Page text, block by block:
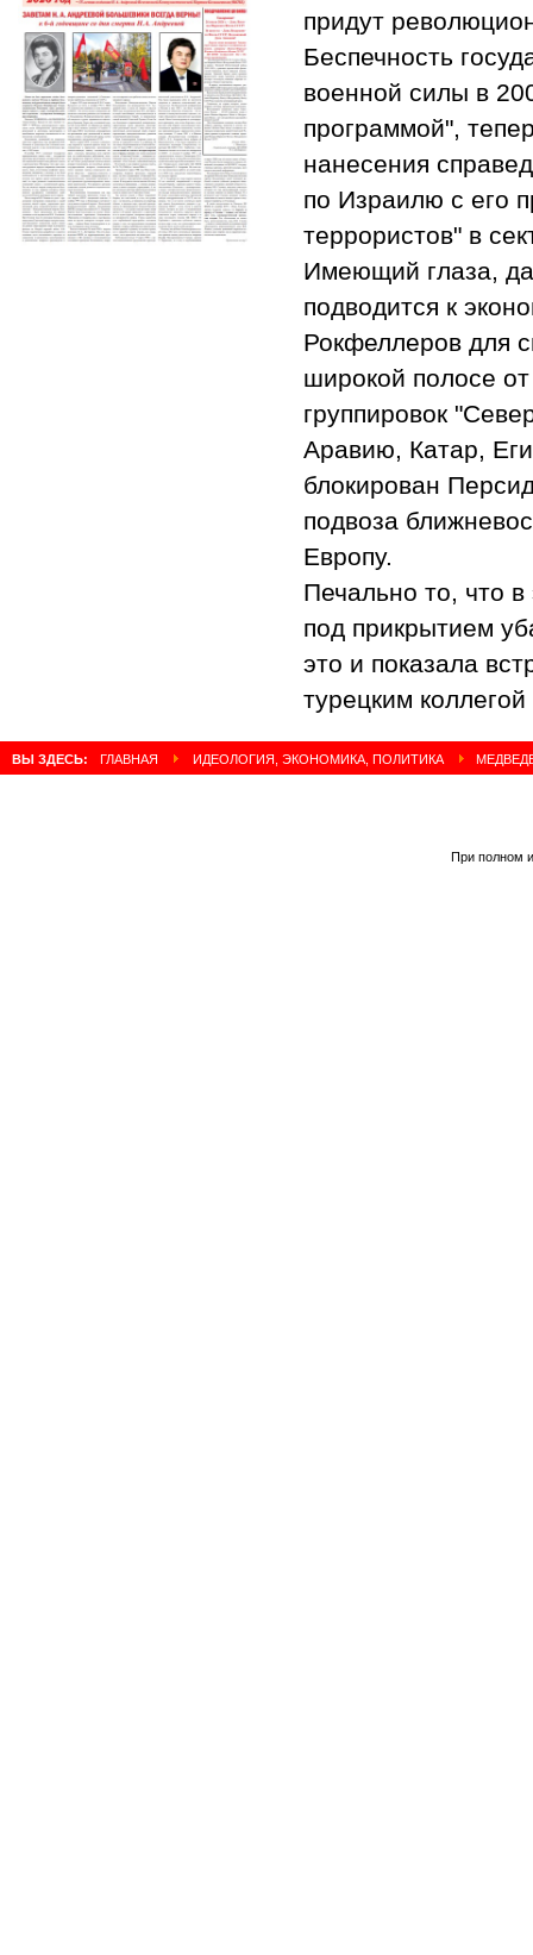
придут
Беспечность
военной силы в
программой",
нанесения
по Израилю с его
террористов" в
Имеющий глаза,
подводится к
Рокфеллеров для
широкой полосе
группировок
Аравию, Катар,
блокирован
подвоза
Европу.
Печально то, что
под прикрытием
это и показала
турецким
ВЫ ЗДЕСЬ: ГЛАВНАЯ ИДЕОЛОГИЯ, ЭКОНОМИКА, ПОЛИТИКА
При полном